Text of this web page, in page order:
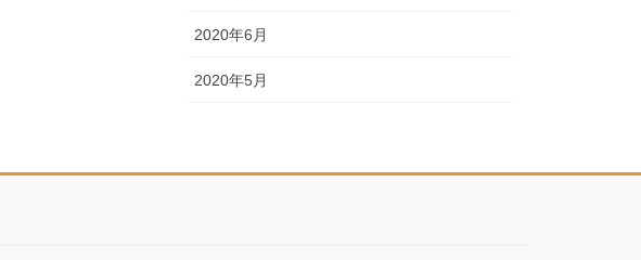
2020年6月
2020年5月